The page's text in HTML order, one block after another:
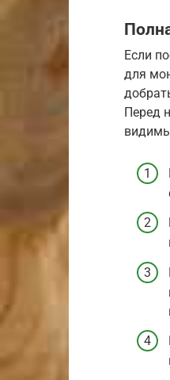
Если
для
Перед